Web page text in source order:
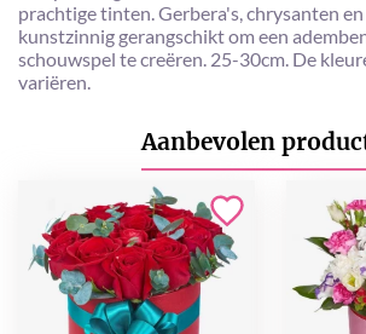
prachtige tinten. Gerbera's, chrysanten
kunstzinnig gerangschikt om een
schouwspel te creëren. 25-30cm. De
variëren.
Aanbevolen